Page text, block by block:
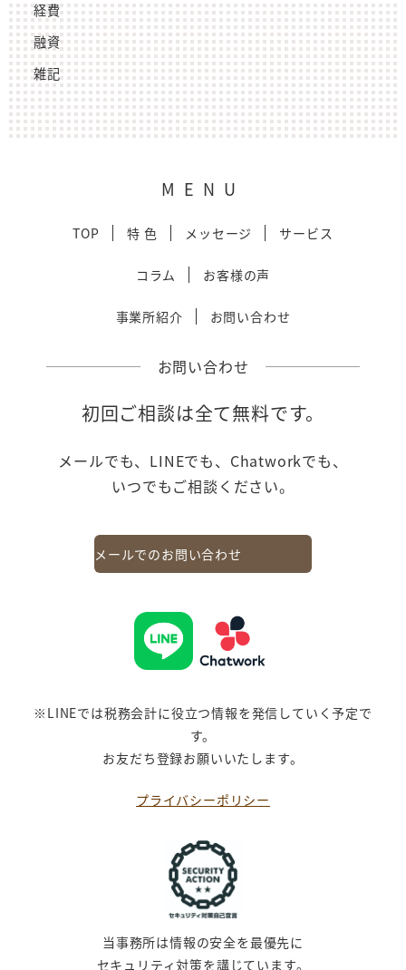
経費
融資
雑記
MENU
TOP 特 色 メッセージ サービス
コラム お客様の声
事業所紹介 お問い合わせ
お問い合わせ
初回ご相談は全て無料です。
メールでも、LINEでも、Chatworkでも、
いつでもご相談ください。
メールでのお問い合わせ
※LINEでは税務会計に役立つ情報を発信していく予定で
す。
お友だち登録お願いいたします。
プライバシーポリシー
当事務所は情報の安全を最優先に
セキュリティ対策を講じています。